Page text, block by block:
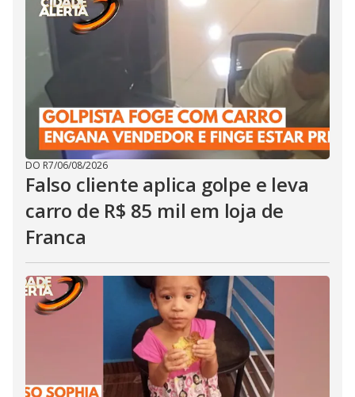
DO R7/06/08/2026
Falso cliente aplica golpe e leva
carro de R$ 85 mil em loja de
Franca